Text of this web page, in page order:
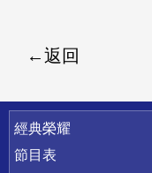
返回
快速連結
經典榮耀
節目表